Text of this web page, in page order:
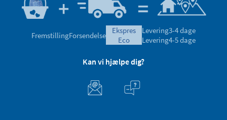
FremstillingForsendelse
ekspres
eco
Levering3-4 dage
Levering4-5 dage
Kan vi hjælpe dig?